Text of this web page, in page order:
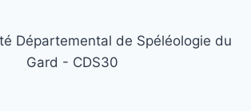
Départemental de Spéléologie du
Gard - CDS30